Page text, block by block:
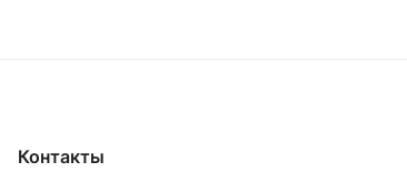
Контакты